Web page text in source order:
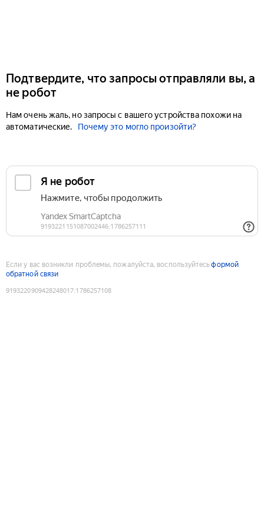
Подтвердите, что запросы отправляли вы, а
не робот
Нам очень жаль, но запросы с вашего устройства похожи на
автоматические.
Почему это могло произойти?
Если у вас возникли проблемы, пожалуйста, воспользуйтесьформой
обратной связи
9193220909428248017:1786257108